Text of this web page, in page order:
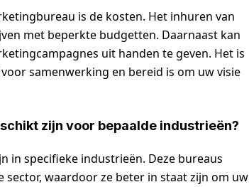
is de kosten. Het inhuren van
met beperkte budgetten. Daarnaast kan
uit handen te geven. Het is
samenwerking en bereid is om uw visie
zijn voor bepaalde industrieën?
in specifieke industrieën. Deze bureaus
sector, waardoor ze beter in staat zijn om uw